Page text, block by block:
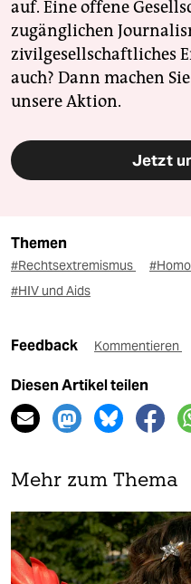
auf. Eine offene
zugänglichen
zivilgesellschaftliches
auch? Dann machen
unsere Aktion.
Jetzt
Themen
#Rechtsextremismus
#HIV und Aids
Feedback Kommentieren
Diesen Artikel teilen
Mehr zum Thema